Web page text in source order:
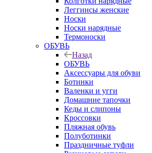
Леггинсы женские
Носки
Носки нарядные
Термоноски
ОБУВЬ
Назад
ОБУВЬ
Аксессуары для обуви
Ботинки
Валенки и угги
Домашние тапочки
Кеды и слипоны
Кроссовки
Пляжная обувь
Полуботинки
Праздничные туфли